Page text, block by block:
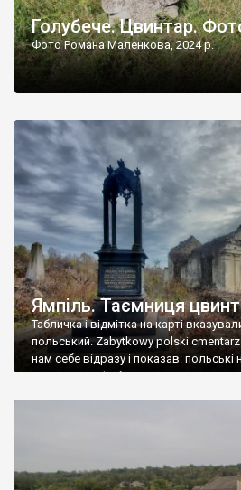
Голубече. Цвинтар.
Фото Романа Маленкова, 2024 р.
Ямпіль. Таємниця
Табличка і відмітка на карті
польський. Zabytkowy polski cmentarz
нам себе відразу і показав: польські
віднести до фабричних, польські